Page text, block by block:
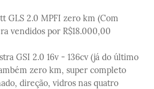
GLS 2.0 MPFI zero km (Com
vendidos por R$18.000,00
GSI 2.0 16v - 136cv (já do último
zero km, super completo
direção, vidros nas quatro